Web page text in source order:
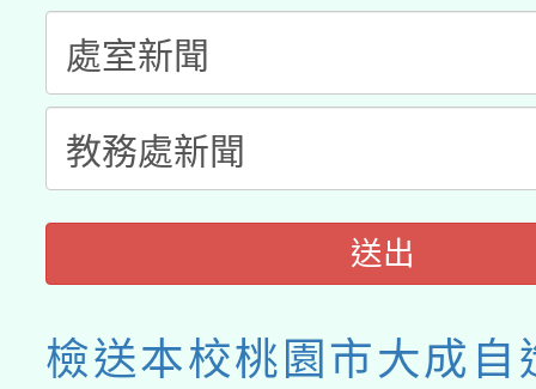
接種之民眾」措施，延
月28日止
送出
檢送本校桃園市大成自